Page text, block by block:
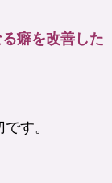
癖を改善した
す。